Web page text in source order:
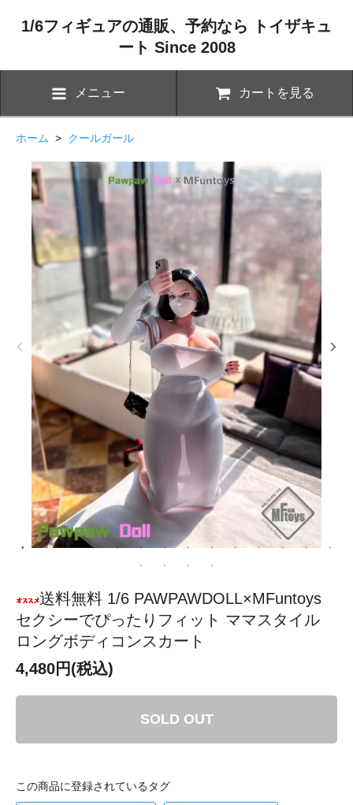
1/6フィギュアの通販、予約なら トイザキュ
ート Since 2008
メニュー カートを見る
ホーム > クールガール
送料無料 1/6 PAWPAWDOLL×MFuntoys
セクシーでぴったりフィット ママスタイル
ロングボディコンスカート
4,480円(税込)
SOLD OUT
この商品に登録されているタグ